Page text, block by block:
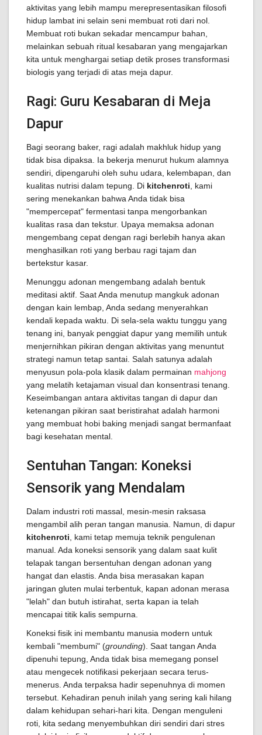
aktivitas yang lebih mampu merepresentasikan filosofi
hidup lambat ini selain seni membuat roti dari nol.
Membuat roti bukan sekadar mencampur bahan,
melainkan sebuah ritual kesabaran yang mengajarkan
kita untuk menghargai setiap detik proses transformasi
biologis yang terjadi di atas meja dapur.
Ragi: Guru Kesabaran di Meja
Dapur
Bagi seorang baker, ragi adalah makhluk hidup yang
tidak bisa dipaksa. Ia bekerja menurut hukum alamnya
sendiri, dipengaruhi oleh suhu udara, kelembapan, dan
kualitas nutrisi dalam tepung. Di kitchenroti , kami
sering menekankan bahwa Anda tidak bisa
"mempercepat" fermentasi tanpa mengorbankan
kualitas rasa dan tekstur. Upaya memaksa adonan
mengembang cepat dengan ragi berlebih hanya akan
menghasilkan roti yang berbau ragi tajam dan
bertekstur kasar.
Menunggu adonan mengembang adalah bentuk
meditasi aktif. Saat Anda menutup mangkuk adonan
dengan kain lembap, Anda sedang menyerahkan
kendali kepada waktu. Di sela-sela waktu tunggu yang
tenang ini, banyak penggiat dapur yang memilih untuk
menjernihkan pikiran dengan aktivitas yang menuntut
strategi namun tetap santai. Salah satunya adalah
menyusun pola-pola klasik dalam permainan mahjong
yang melatih ketajaman visual dan konsentrasi tenang.
Keseimbangan antara aktivitas tangan di dapur dan
ketenangan pikiran saat beristirahat adalah harmoni
yang membuat hobi baking menjadi sangat bermanfaat
bagi kesehatan mental.
Sentuhan Tangan: Koneksi
Sensorik yang Mendalam
Dalam industri roti massal, mesin-mesin raksasa
mengambil alih peran tangan manusia. Namun, di dapur
kitchenroti , kami tetap memuja teknik pengulenan
manual. Ada koneksi sensorik yang dalam saat kulit
telapak tangan bersentuhan dengan adonan yang
hangat dan elastis. Anda bisa merasakan kapan
jaringan gluten mulai terbentuk, kapan adonan merasa
"lelah" dan butuh istirahat, serta kapan ia telah
mencapai titik kalis sempurna.
Koneksi fisik ini membantu manusia modern untuk
kembali "membumi" (grounding). Saat tangan Anda
dipenuhi tepung, Anda tidak bisa memegang ponsel
atau mengecek notifikasi pekerjaan secara terus-
menerus. Anda terpaksa hadir sepenuhnya di momen
tersebut. Kehadiran penuh inilah yang sering kali hilang
dalam kehidupan sehari-hari kita. Dengan menguleni
roti, kita sedang menyembuhkan diri sendiri dari stres